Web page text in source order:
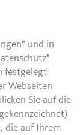
und in
festgelegt
Webseiten
Sie auf die
die auf Ihrem